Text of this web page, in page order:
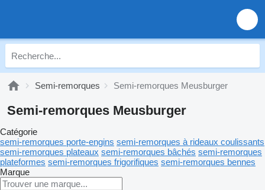
Semi-remorques Semi-remorques Meusburger
Semi-remorques Meusburger
Catégorie
semi-remorques porte-engins semi-remorques à rideaux coulissants
semi-remorques plateaux semi-remorques bâchés semi-remorques
plateformes semi-remorques frigorifiques semi-remorques bennes
Marque